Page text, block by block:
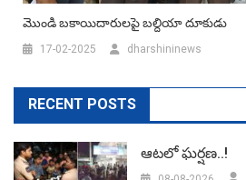
మొండి బకాయిదారులపై బల్దియా దూకుడు
17-02-2025 dharshininews
RECENT POSTS
ఆటలో ఘర్షణ..!